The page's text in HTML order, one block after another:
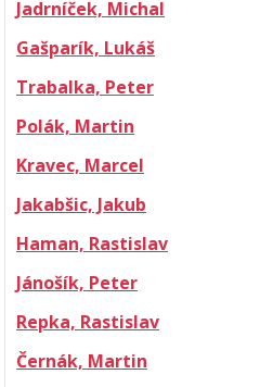
Jadrníček, Michal
Gašparík, Lukáš
Trabalka, Peter
Polák, Martin
Kravec, Marcel
Jakabšic, Jakub
Haman, Rastislav
Jánošík, Peter
Repka, Rastislav
Černák, Martin